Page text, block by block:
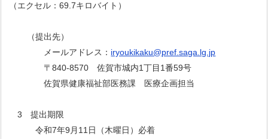
（エクセル：69.7キロバイト）
（提出先）
メールアドレス： iryoukikaku@pref.saga.lg.jp
〒840-8570 佐賀市城内1丁目1番59号
佐賀県健康福祉部医務課 医療企画担当
3 提出期限
令和7年9月11日（木曜日）必着